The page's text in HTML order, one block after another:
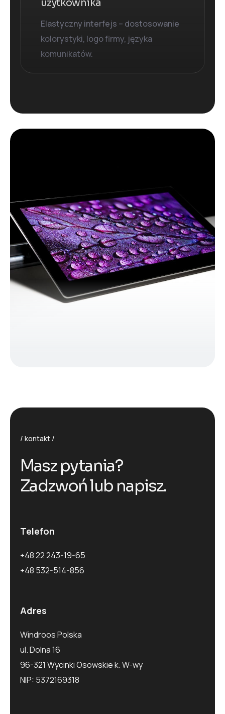
użytkownika
Elastyczny interfejs – dostosowanie
kolorystyki, logo firmy, języka
komunikatów.
kontakt
Masz pytania?
Zadzwońlub napisz.
Telefon
+48 22 243-19-65
+48 532-514-856
Adres
Windroos Polska
ul. Dolna 16
96-321 Wycinki Osowskie k. W-wy
NIP: 5372169318